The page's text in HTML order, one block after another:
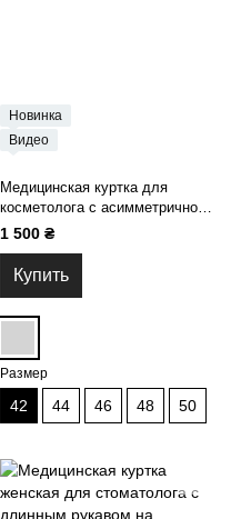
Новинка
Видео
Медицинская куртка для
косметолога с асимметричной
застежкой на пуговицах серая
1 500 ₴
Купить
Размер
42 44 46 48 50